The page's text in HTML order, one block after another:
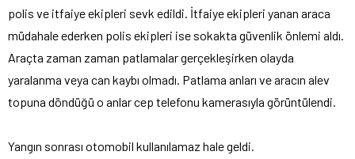
polis ve itfaiye ekipleri sevk edildi. İtfaiye ekipleri yanan araca
müdahale ederken polis ekipleri ise sokakta güvenlik önlemi aldı.
Araçta zaman zaman patlamalar gerçekleşirken olayda
yaralanma veya can kaybı olmadı. Patlama anları ve aracın alev
topuna döndüğü o anlar cep telefonu kamerasıyla görüntülendi.
Yangın sonrası otomobil kullanılamaz hale geldi.